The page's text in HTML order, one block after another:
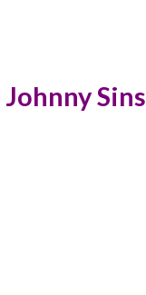
Johnny Sins